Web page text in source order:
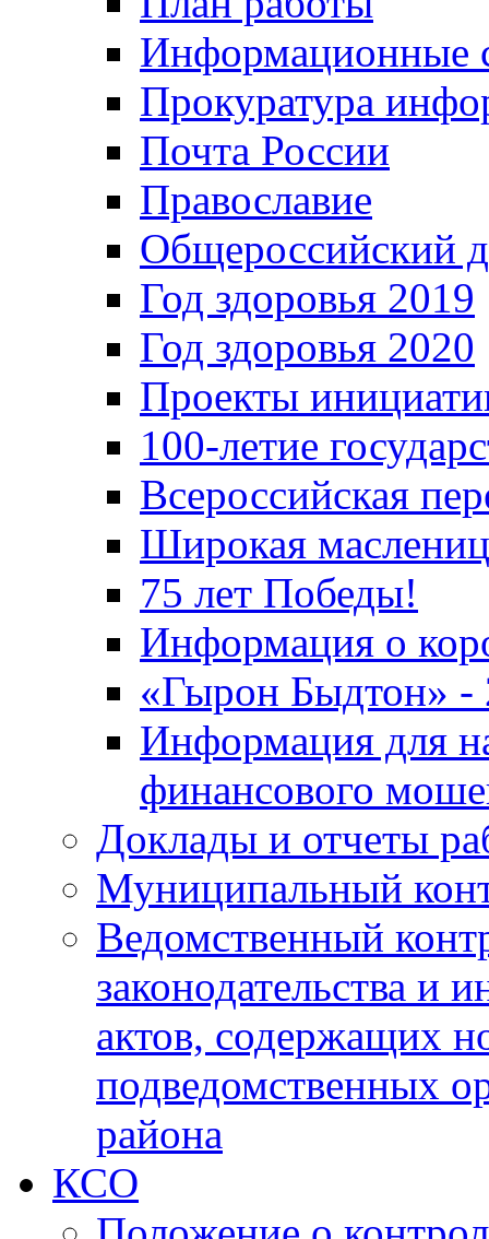
Информационные
Прокуратура
Почта России
Православие
Общероссийский
Год здоровья 2019
Год здоровья 2020
Проекты
100-летие
Всероссийская
Широкая
75 лет Победы!
Информация о
«Гырон Быдтон» -
Информация для
финансового
Доклады и отчеты
Муниципальный
Ведомственный
законодательства и
актов, содержащих
подведомственных
района
КСО